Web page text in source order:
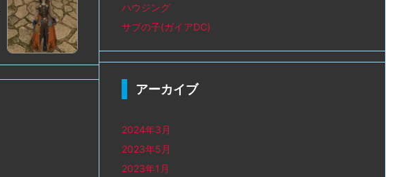
ハウジング
サブの子(ガイアDC)
アーカイブ
2024年3月
2023年5月
2023年1月